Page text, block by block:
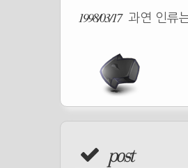
1998/03/17 과연 인류
post